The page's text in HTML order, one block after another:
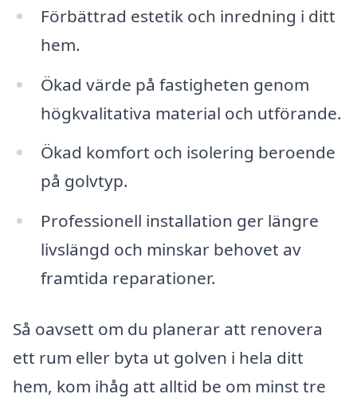
Förbättrad estetik och inredning i ditt
hem.
Ökad värde på fastigheten genom
högkvalitativa material och utförande.
Ökad komfort och isolering beroende
på golvtyp.
Professionell installation ger längre
livslängd och minskar behovet av
framtida reparationer.
Så oavsett om du planerar att renovera
ett rum eller byta ut golven i hela ditt
hem, kom ihåg att alltid be om minst tre